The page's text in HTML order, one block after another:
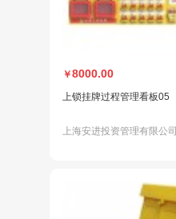
￥8000.00
上锁挂牌过程管理看板05
上海安进投资管理有限公司